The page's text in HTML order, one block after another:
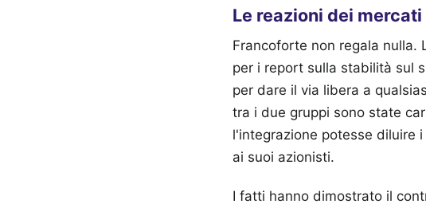
Le reazioni dei
Francoforte non regala nulla.
per i report sulla stabilità sul
per dare il via libera a
tra i due gruppi sono state
l'integrazione potesse diluire
ai suoi azionisti.
I fatti hanno dimostrato il